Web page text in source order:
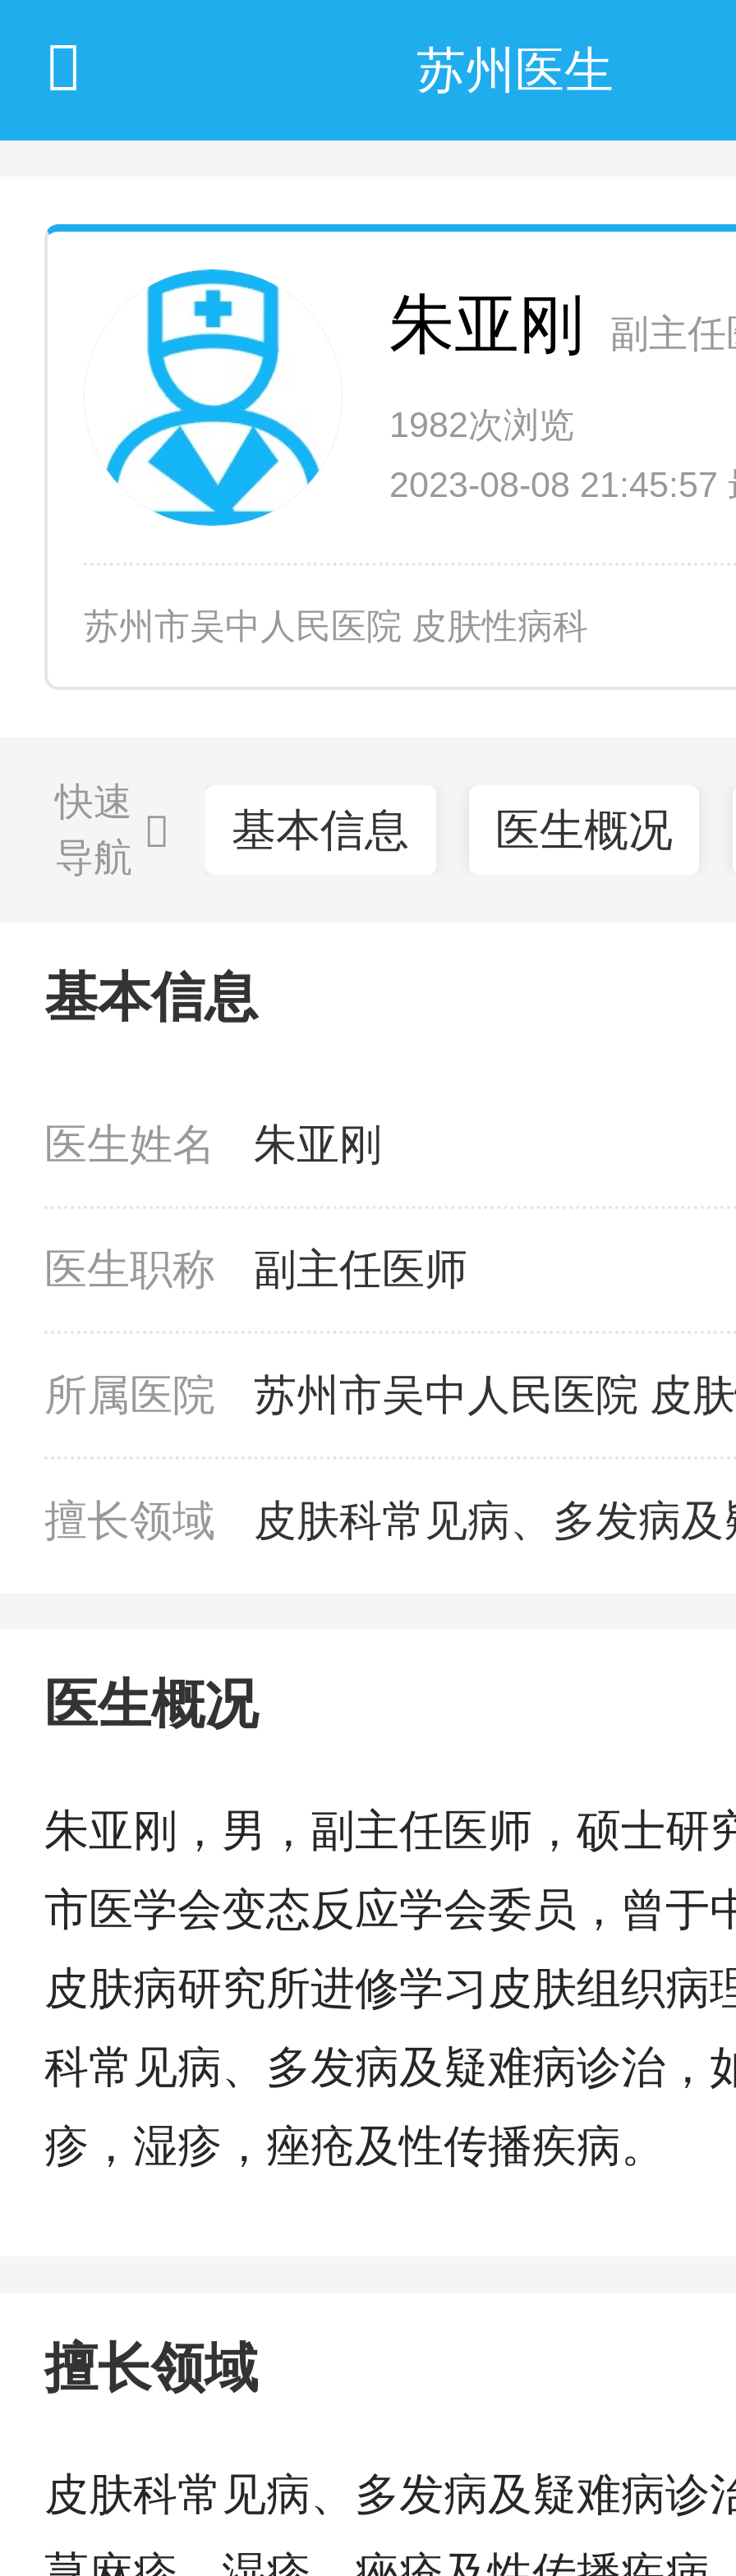
苏州医生
朱亚刚 副主
1982次浏览
2023-08-08 21:45:57
苏州市吴中人民医院 皮肤性病科
快速
导航
基本信息 医生概况
基本信息
医生姓名 朱亚刚
医生职称 副主任医师
所属医院 苏州市吴中人民医院 皮
擅长领域
皮肤科常见病、多发病
医生概况
朱亚刚，男，副主任医师，硕士研
市医学会变态反应学会委员，曾于
皮肤病研究所进修学习皮肤组织病
科常见病、多发病及疑难病诊治，
疹，湿疹，痤疮及性传播疾病。
擅长领域
皮肤科常见病、多发病及疑难病诊